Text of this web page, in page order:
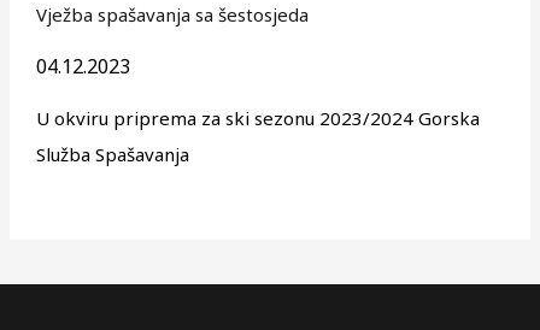
Vježba spašavanja sa šestosjeda
04.12.2023
U okviru priprema za ski sezonu 2023/2024 Gorska
Služba Spašavanja